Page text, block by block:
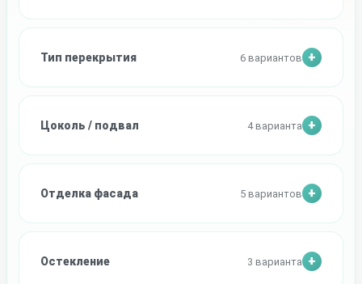
Тип перекрытия 6 вариантов
Цоколь / подвал 4 варианта
Отделка фасада 5 вариантов
Остекление 3 варианта